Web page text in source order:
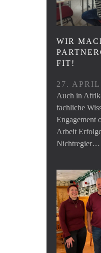
WIR
FIT!
27. APRIL
Auch in
fachliche
Engagement
Arbeit
Nichtregier…